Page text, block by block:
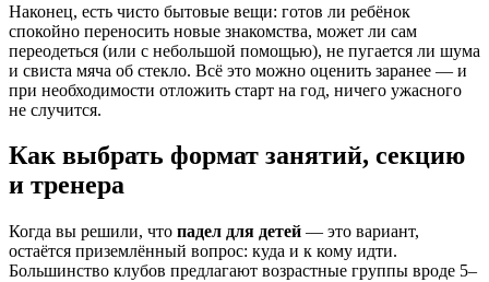
Наконец, есть чисто бытовые вещи: готов ли ребёнок
спокойно переносить новые знакомства, может ли сам
переодеться (или с небольшой помощью), не пугается ли шума
и свиста мяча об стекло. Всё это можно оценить заранее — и
при необходимости отложить старт на год, ничего ужасного
не случится.
Как выбрать формат занятий, секцию
и тренера
Когда вы решили, что падел для детей — это вариант,
остаётся приземлённый вопрос: куда и к кому идти.
Большинство клубов предлагают возрастные группы вроде 5–